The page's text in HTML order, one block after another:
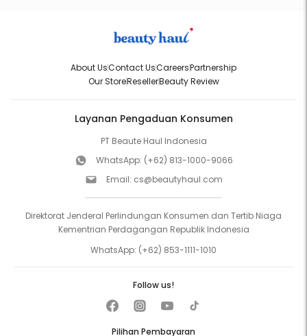
About UsContact UsCareersPartnership
Our StoreResellerBeauty Review
Layanan Pengaduan Konsumen
PT Beaute Haul Indonesia
WhatsApp: (+62) 813-1000-9066
Email: cs@beautyhaul.com
Direktorat Jenderal Perlindungan Konsumen dan Tertib Niaga
Kementrian Perdagangan Republik Indonesia
WhatsApp: (+62) 853-1111-1010
Pilihan Pembayaran
Follow us!